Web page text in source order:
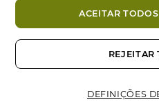
COMPROMISSO
• 95% de ingredientes de
• Fórmula Vegan, sem
• Sem sufractantes de
• Fórmula facilmente
Ingredientes
Também podes
DEFINIÇÕES
REJEITAR
ACEITAR